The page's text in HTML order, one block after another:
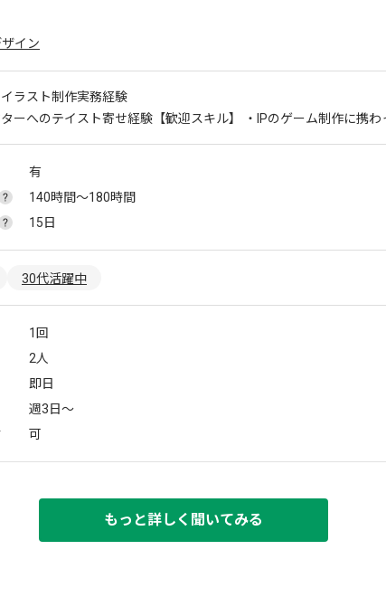
イン
ラスト制作実務経験
ターへのテイスト寄せ経験 【歓迎スキル】 ・IPのゲーム制作に携
有
140時間〜180時間
15日
30代活躍中
1回
2人
即日
週3日〜
可
もっと詳しく聞いてみる